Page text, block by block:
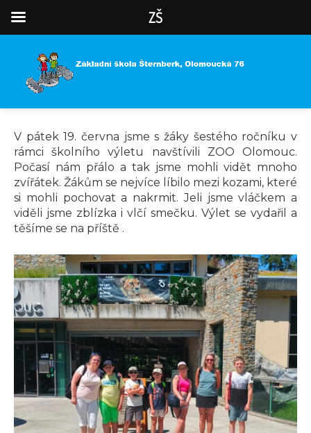
V pátek 19. června jsme s žáky šestého ročníku v
rámci školního výletu navštívili ZOO Olomouc.
Počasí nám přálo a tak jsme mohli vidět mnoho
zvířátek. Žákům se nejvíce líbilo mezi kozami, které
si mohli pochovat a nakrmit. Jeli jsme vláčkem a
viděli jsme zblízka i vlčí smečku. Výlet se vydařil a
těšíme se na příště .
ZŠ